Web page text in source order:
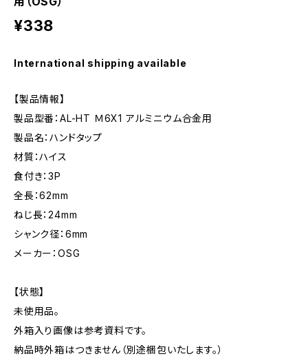
¥338
International shipping available
【製品情報】
製品型番：AL-HT Ｍ6X1 アルミニウム合金用
製品名：ハンドタップ
材質：ハイス
食付き：3P
全長：62mm
ねじ長：24mm
シャンク径：6mm
メーカー：OSG
【状態】
未使用品。
外箱入り画像は参考資料です。
納品時外箱はつきません（別途梱包いたします。）